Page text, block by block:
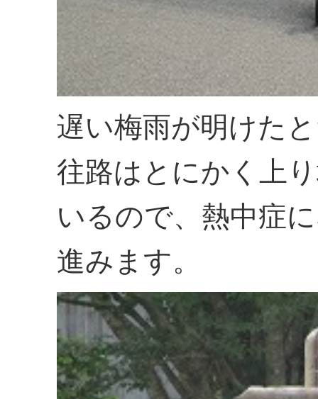
遅い梅雨が明けた
往路はとにかく上
いるので、熱中症
進みます。